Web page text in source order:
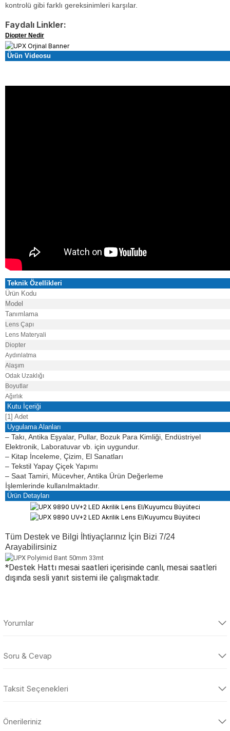
kontrolü gibi farklı gereksinimleri karşılar.
Faydalı Linkler:
Diopter Nedir
Ürün Videosu
Teknik Özellikleri
Ürün Kodu
Model
Tanımlama
Lens Çapı
Lens Materyali
Diopter
Aydınlatma
Alaşım
Odak Uzaklığı
Boyutlar
Ağırlık
Kutu İçeriği
[1] Adet
Uygulama Alanları
– Takı, Antika Eşyalar, Pullar, Bozuk Para Kimliği, Endüstriyel
Elektronik, Laboratuvar vb. için uygundur.
– Kitap İnceleme, Çizim, El Sanatları
– Tekstil Yapay Çiçek Yapımı
– Saat Tamiri, Mücevher, Antika Ürün Değerleme
İşlemlerinde kullanılmaktadır.
Ürün Detayları
Tüm Destek ve Bilgi İhtiyaçlarınız İçin Bizi 7/24
Arayabilirsiniz
*Destek Hattı mesai saatleri içerisinde canlı, mesai saatleri
dışında sesli yanıt sistemi ile çalışmaktadır.
Yorumlar
Soru & Cevap
Ürün hakkında henüz soru sorulmamış.
Taksit Seçenekleri
Önerileriniz